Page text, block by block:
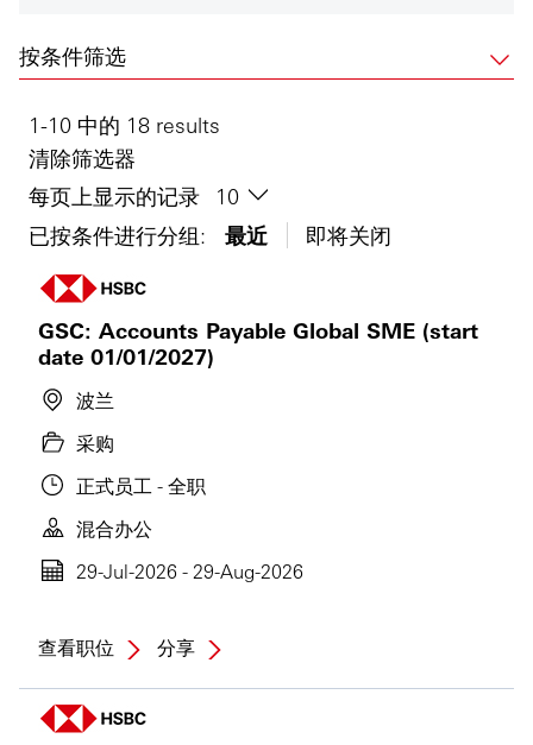
按条件筛选
1-10 中的 18 results
清除筛选器
每页上显示的记录
已按条件进行分组:
最近 即将关闭
GSC: Accounts Payable Global SME (start
date 01/01/2027)
波兰
采购
正式员工 - 全职
混合办公
29-Jul-2026 - 29-Aug-2026
查看职位 分享